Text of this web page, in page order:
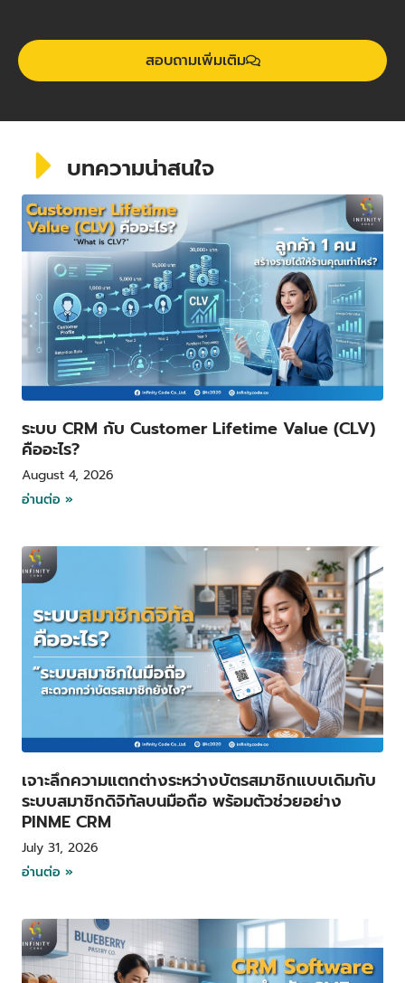
สอบถามเพิ่มเติม
บทความน่าสนใจ
ระบบ CRM กับ Customer Lifetime Value (CLV)
คืออะไร?
August 4, 2026
อ่านต่อ »
เจาะลึกความแตกต่างระหว่างบัตรสมาชิกแบบเดิมกับ
ระบบสมาชิกดิจิทัลบนมือถือ พร้อมตัวช่วยอย่าง
PINME CRM
July 31, 2026
อ่านต่อ »
P
a
g
e
P
a
g
e
a
g
e
a
e